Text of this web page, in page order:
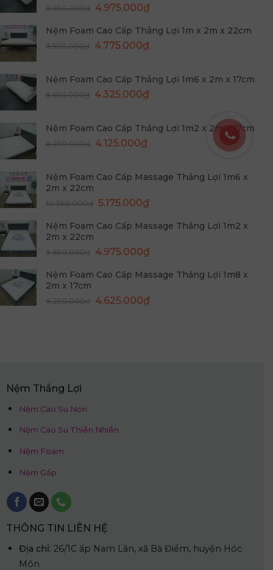
9.950.000₫ Giá
là:
9.950.000₫.
4.975.000₫Giá
tại
là:
Nệm Foam Cao Cấp Thắng Lợi 1m x 2m x 22cm
9.550.000₫ Giá
9.550.000₫.
4.775.000₫Giá
là:
4.775.000₫.
Nệm Foam Cao Cấp Thắng Lợi 1m6 x 2m x 17cm
8.650.000₫ Giá
8.650.000₫.
4.325.000₫Giá
là:
Nệm Foam Cao Cấp Thắng Lợi 1m2 x 2m x 17cm
8.250.000₫ Giá
8.250.000₫.
4.125.000₫Giá
là:
Nệm Foam Cao Cấp Massage Thắng Lợi 1m6 x
2m x 22cm
10.350.000₫ Giá
là:
5.175.000₫Giá
tại
5.175.000₫.
Nệm Foam Cao Cấp Massage Thắng Lợi 1m2 x
2m x 22cm
9.950.000₫ Giá
là:
4.975.000₫Giá
tại
4.975.000₫.
Nệm Foam Cao Cấp Massage Thắng Lợi 1m8 x
2m x 17cm
9.250.000₫ Giá
4.625.000₫Giá
Nệm Thắng Lợi
Nệm Cao Su Non
Nệm Cao Su Thiên Nhiên
Nệm Foam
Nệm Gấp
THÔNG TIN LIÊN HỆ
Địa chỉ: 26/1C ấp Nam Lân, xã Bà Điểm, huyện Hóc
Môn